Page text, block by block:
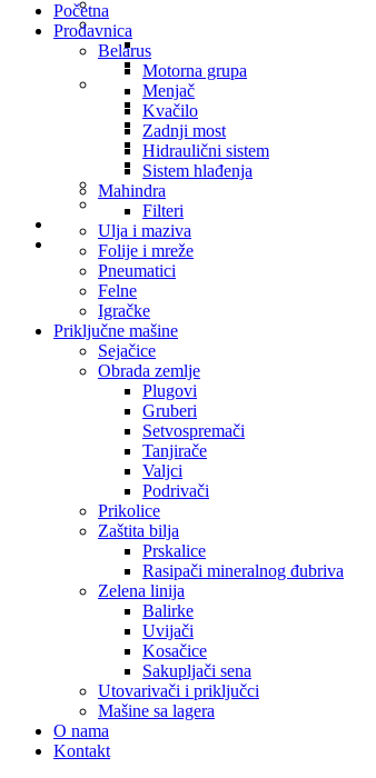
Početna
Prodavnica
Belarus
Motorna grupa
Menjač
Kvačilo
Zadnji most
Hidraulični sistem
Sistem hlađenja
Mahindra
Filteri
Ulja i maziva
Folije i mreže
Pneumatici
Felne
Igračke
Priključne mašine
Sejačice
Obrada zemlje
Plugovi
Gruberi
Setvospremači
Tanjirače
Valjci
Podrivači
Prikolice
Zaštita bilja
Prskalice
Rasipači mineralnog đubriva
Zelena linija
Balirke
Uvijači
Kosačice
Sakupljači sena
Utovarivači i priključci
Mašine sa lagera
O nama
Kontakt